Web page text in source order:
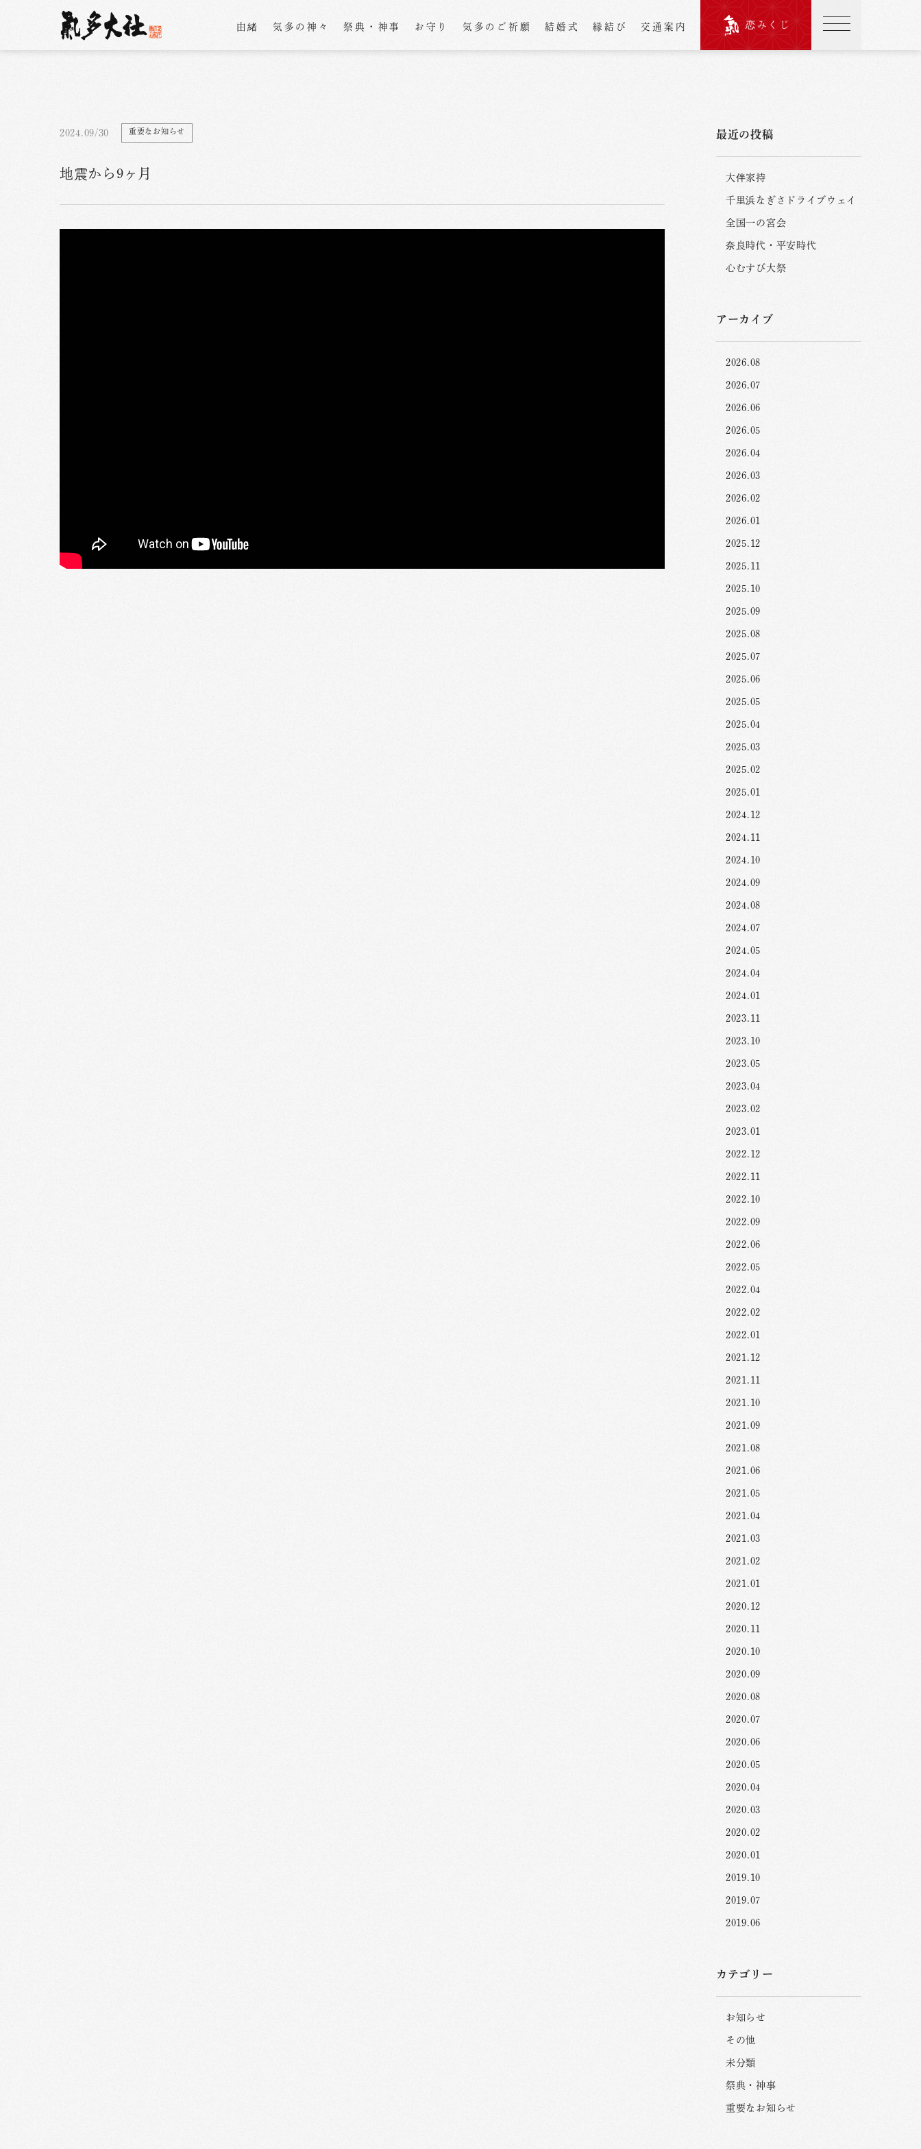
由緒 気多の神々 祭典・神事 お守り 気多のご祈願 結婚式 縁結び 交通案内 恋みくじ
2024.09/30 重要なお知らせ
地震から9ヶ月
最近の投稿
大伴家持
千里浜なぎさドライブウェイ
全国一の宮会
奈良時代・平安時代
心むすび大祭
アーカイブ
2026.08
2026.07
2026.06
2026.05
2026.04
2026.03
2026.02
2026.01
2025.12
2025.11
2025.10
2025.09
2025.08
2025.07
2025.06
2025.05
2025.04
2025.03
2025.02
2025.01
2024.12
2024.11
2024.10
2024.09
2024.08
2024.07
2024.05
2024.04
2024.01
2023.11
2023.10
2023.05
2023.04
2023.02
2023.01
2022.12
2022.11
2022.10
2022.09
2022.06
2022.05
2022.04
2022.02
2022.01
2021.12
2021.11
2021.10
2021.09
2021.08
2021.06
2021.05
2021.04
2021.03
2021.02
2021.01
2020.12
2020.11
2020.10
2020.09
2020.08
2020.07
2020.06
2020.05
2020.04
2020.03
2020.02
2020.01
2019.10
2019.07
2019.06
カテゴリー
お知らせ
その他
未分類
祭典・神事
重要なお知らせ